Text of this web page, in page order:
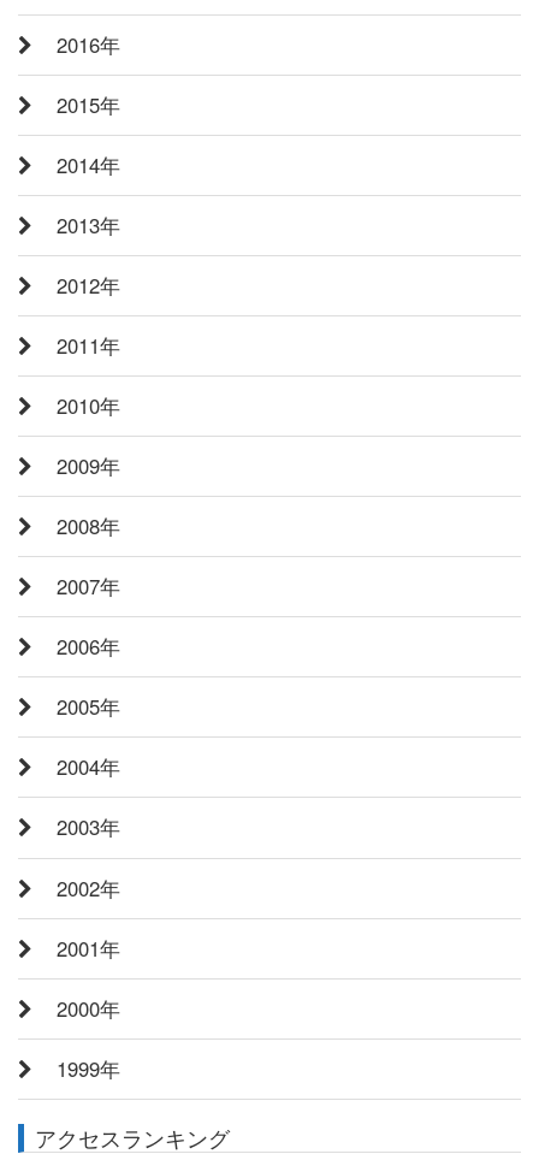
2016年
2015年
2014年
2013年
2012年
2011年
2010年
2009年
2008年
2007年
2006年
2005年
2004年
2003年
2002年
2001年
2000年
1999年
アクセスランキング